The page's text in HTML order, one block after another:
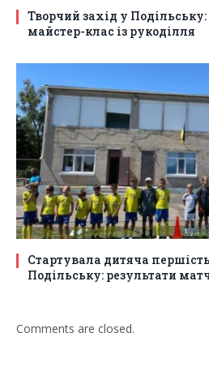
Творчий захід у
майстер-клас із рукоділля
Стартувала дитяча
Подільську: результати
Comments are closed.